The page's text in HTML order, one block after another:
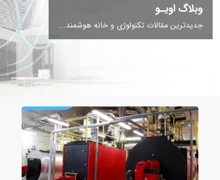
وبلاگ اویـو
جدیدترین مقالات تکنولوژی و خانه هوشمند...